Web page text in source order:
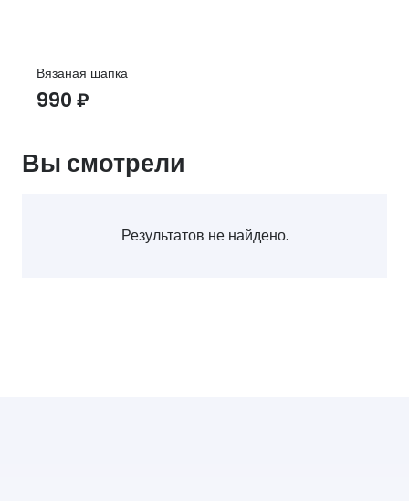
Вязаная шапка
990 ₽
Вы смотрели
Результатов не найдено.